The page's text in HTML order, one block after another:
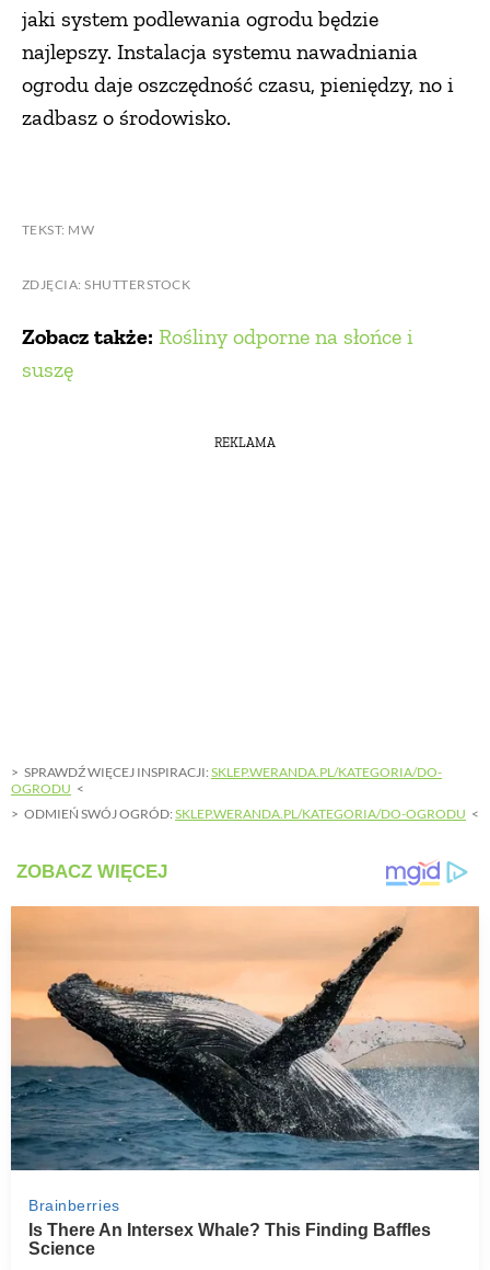
jaki system podlewania ogrodu będzie
najlepszy. Instalacja systemu nawadniania
ogrodu daje oszczędność czasu, pieniędzy, no i
zadbasz o środowisko.
TEKST: MW
ZDJĘCIA: SHUTTERSTOCK
Zobacz także: Rośliny odporne na słońce i
suszę
REKLAMA
SPRAWDŹ WIĘCEJ INSPIRACJI: SKLEP.WERANDA.PL/KATEGORIA/DO-
OGRODU
ODMIEŃ SWÓJ OGRÓD: SKLEP.WERANDA.PL/KATEGORIA/DO-OGRODU